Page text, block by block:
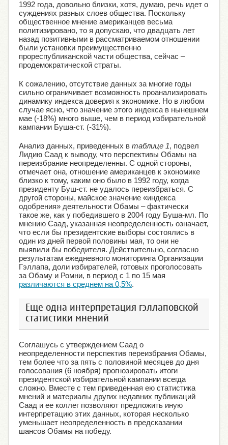
1992 года, довольно близки, хотя, думаю, речь идет о
суждениях разных слоев общества. Поскольку
общественное мнение американцев весьма
политизировано, то я допускаю, что двадцать лет
назад позитивными в рассматриваемом отношении
были установки преимущественно
прореспубликанской части общества, сейчас –
продемократической страты.
К сожалению, отсутствие данных за многие годы
сильно ограничивает возможность проанализировать
динамику индекса доверия к экономике. Но в любом
случае ясно, что значение этого индекса в нынешнем
мае (-18%) много выше, чем в период избирательной
кампании Буша-ст. (-31%).
Анализ данных, приведенных в таблице 1, подвел
Лидию Саад к выводу, что перспективы Обамы на
переизбрание неопределенны. С одной стороны,
отмечает она, отношение американцев к экономике
близко к тому, каким оно было в 1992 году, когда
президенту Буш-ст. не удалось переизбраться. С
другой стороны, майское значение «индекса
одобрения» деятельности Обамы – фактически
такое же, как у победившего в 2004 году Буша-мл. По
мнению Саад, указанная неопределенность означает,
что если бы президентские выборы состоялись в
один из дней первой половины мая, то они не
выявили бы победителя. Действительно, согласно
результатам ежедневного мониторинга Организации
Гэллапа, доли избирателей, готовых проголосовать
за Обаму и Ромни, в период с 1 по 15 мая
различаются в среднем на 0,5%.
Еще одна интерпретация гэллаповской
статистики мнений
Соглашусь с утверждением Саад о
неопределенности перспектив переизбрания Обамы,
тем более что за пять с половиной месяцев до дня
голосования (6 ноября) прогнозировать итоги
президентской избирательной кампании всегда
сложно. Вместе с тем приведенная ею статистика
мнений и материалы других недавних публикаций
Саад и ее коллег позволяют предложить иную
интерпретацию этих данных, которая несколько
уменьшает неопределенность в предсказании
шансов Обамы на победу.